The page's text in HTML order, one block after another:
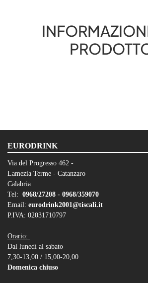
EURODRINK
Via del Progresso 462 -
Lamezia Terme - Catanzaro
Calabria
Tel: 0968/27208 - 0968/359070
Email: eurodrink2001@tiscali.it
P.IVA: 02031710797
Orario:
Dal lunedì al sabato
7,30-13,00 / 15,00-20,00
Domenica chiuso